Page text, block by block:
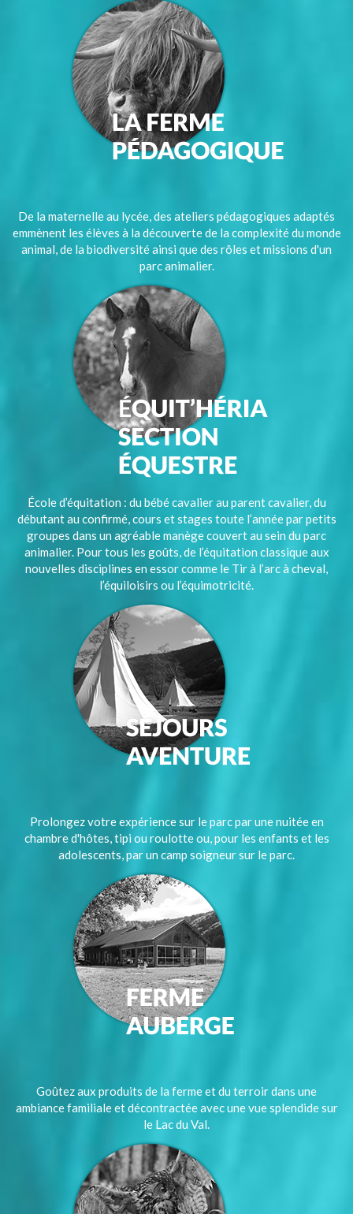
De la maternelle au lycée, des ateliers pédagogiques adaptés
emmènent les élèves à la découverte de la complexité du monde
animal, de la biodiversité ainsi que des rôles et missions d'un
parc animalier.
École d’équitation : du bébé cavalier au parent cavalier, du
débutant au confirmé, cours et stages toute l’année par petits
groupes dans un agréable manège couvert au sein du parc
animalier. Pour tous les goûts, de l’équitation classique aux
nouvelles disciplines en essor comme le Tir à l’arc à cheval,
l’équiloisirs ou l’équimotricité.
Prolongez votre expérience sur le parc par une nuitée en
chambre d'hôtes, tipi ou roulotte ou, pour les enfants et les
adolescents, par un camp soigneur sur le parc.
Goûtez aux produits de la ferme et du terroir dans une
ambiance familiale et décontractée avec une vue splendide sur
le Lac du Val.